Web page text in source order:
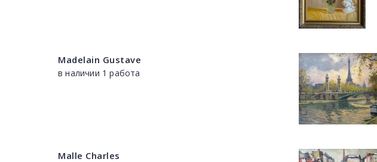
Madelain Gustave
в наличии 1 работа
Malle Charles